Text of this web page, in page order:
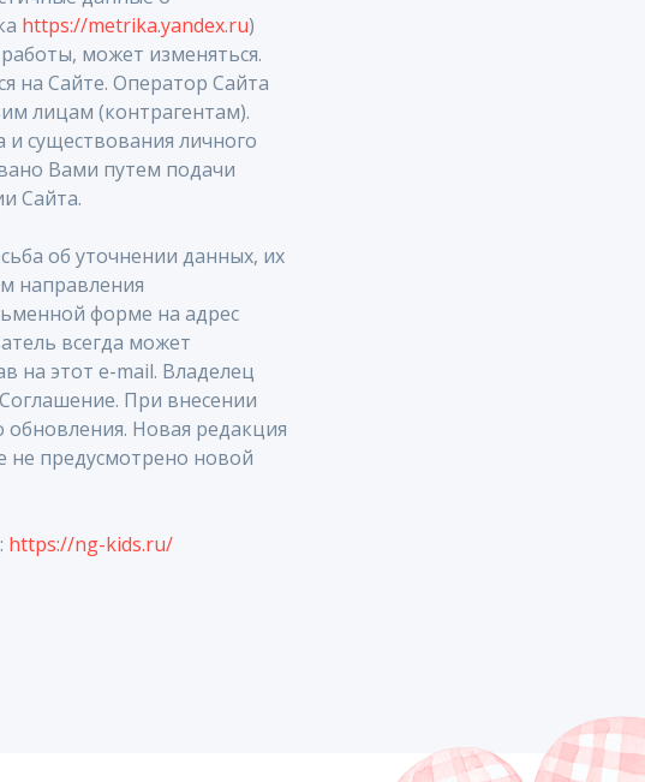
https://metrika.yandex.ru)
может изменяться.
на Сайте. Оператор Сайта
лицам (контрагентам).
и существования личного
Вами путем подачи
Сайта.
об уточнении данных, их
направления
форме на адрес
всегда может
на этот e-mail. Владелец
При внесении
обновления. Новая редакция
не предусмотрено новой
https://ng-kids.ru/
ВопросыЛицензия